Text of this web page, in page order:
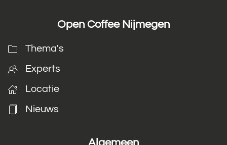
Open Coffee Nijmegen
Thema's
Experts
Locatie
Nieuws
Algemeen